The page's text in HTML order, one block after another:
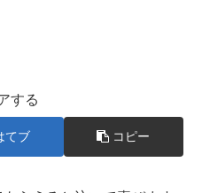
する
てブ コピー